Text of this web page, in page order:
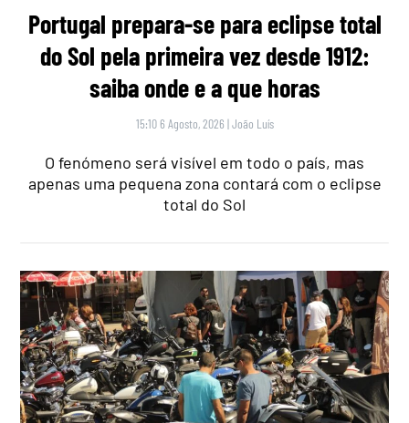
Portugal prepara-se para eclipse total
do Sol pela primeira vez desde 1912:
saiba onde e a que horas
15:10 6 Agosto, 2026 |João Luís
O fenómeno será visível em todo o país, mas
apenas uma pequena zona contará com o eclipse
total do Sol